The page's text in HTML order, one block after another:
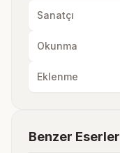
Sanatçı
Okunma
Eklenme
Benzer Eserler